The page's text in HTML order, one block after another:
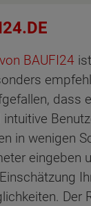
BAUFI24
dass
in wenigen
eingeben
Der